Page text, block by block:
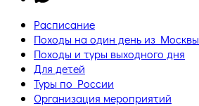
Расписание
Походы на один день из Москвы
Походы и туры выходного дня
Для детей
Туры по России
Организация мероприятий